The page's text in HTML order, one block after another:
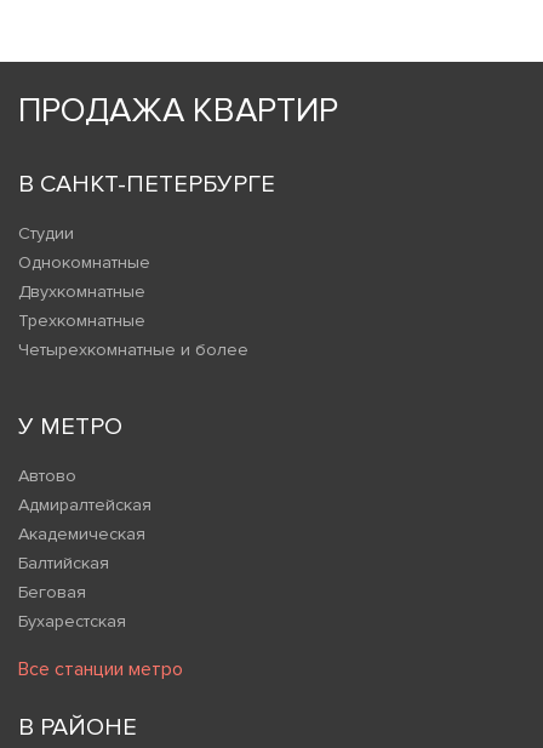
ПРОДАЖА КВАРТИР
В САНКТ-ПЕТЕРБУРГЕ
Студии
Однокомнатные
Двухкомнатные
Трехкомнатные
Четырехкомнатные и более
У МЕТРО
Автово
Адмиралтейская
Академическая
Балтийская
Беговая
Бухарестская
Все станции метро
В РАЙОНЕ